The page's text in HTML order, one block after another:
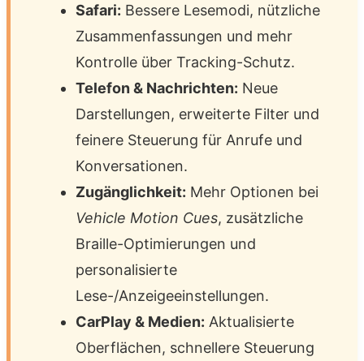
Safari: Bessere Lesemodi, nützliche
Zusammenfassungen und mehr
Kontrolle über Tracking-Schutz.
Telefon & Nachrichten: Neue
Darstellungen, erweiterte Filter und
feinere Steuerung für Anrufe und
Konversationen.
Zugänglichkeit: Mehr Optionen bei
Vehicle Motion Cues, zusätzliche
Braille-Optimierungen und
personalisierte
Lese-/Anzeigeeinstellungen.
CarPlay & Medien: Aktualisierte
Oberflächen, schnellere Steuerung